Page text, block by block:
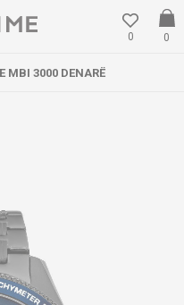
0
0
MBI 3000 DENARË